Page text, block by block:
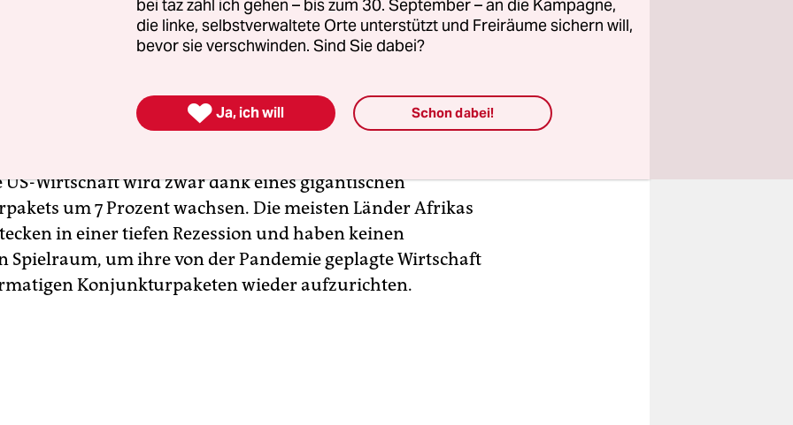
Länder im IWF-Direktorium haben dem zugestimmt.
Wohltätigkeit? Mitnichten, die reichen Staaten haben völlig
hat darauf hingewiesen, dass die Erholung der
US-Wirtschaft wird zwar dank eines gigantischen
um 7 Prozent wachsen. Die meisten Länder Afrikas
in einer tiefen Rezession und haben keinen
Spielraum, um ihre von der Pandemie geplagte Wirtschaft
Konjunkturpaketen wieder aufzurichten.
bei taz zahl ich gehen – bis zum 30. September – an die Kampagne,
die linke, selbstverwaltete Orte unterstützt und Freiräume sichern will,
bevor sie verschwinden. Sind Sie dabei?
 Ja, ich will Schon dabei!